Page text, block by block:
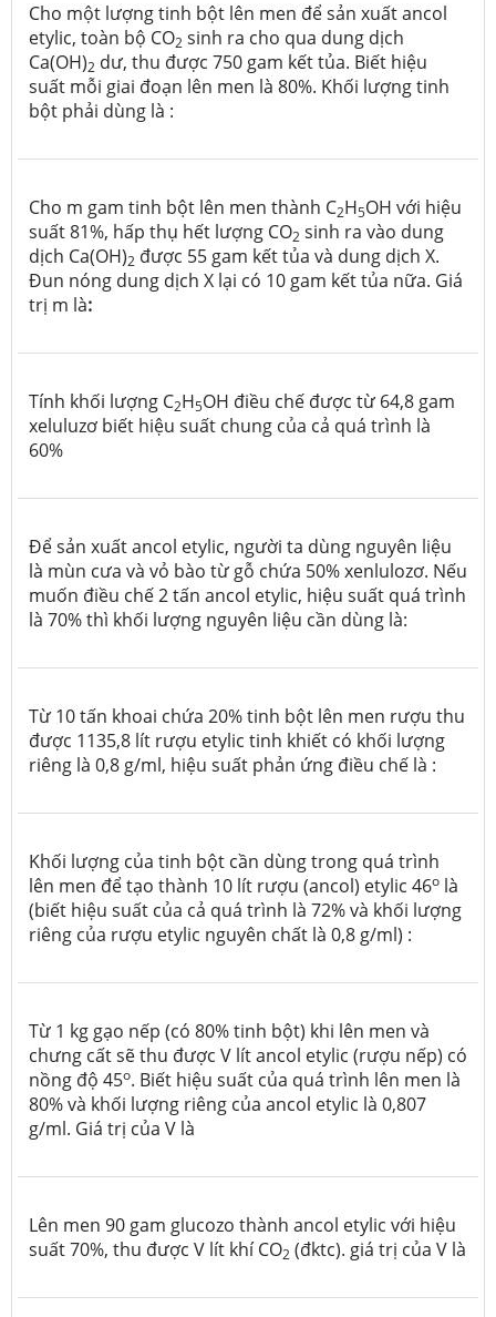
Cho một lượng tinh bột lên men để sản xuất ancol
etylic, toàn bộ CO2 sinh ra cho qua dung dịch
Ca(OH)2 dư, thu được 750 gam kết tủa. Biết hiệu
suất mỗi giai đoạn lên men là 80%. Khối lượng tinh
bột phải dùng là :
Cho m gam tinh bột lên men thành C2H5OH với hiệu
suất 81%, hấp thụ hết lượng CO2 sinh ra vào dung
dịch Ca(OH)2 được 55 gam kết tủa và dung dịch X.
Đun nóng dung dịch X lại có 10 gam kết tủa nữa. Giá
trị m là:
Tính khối lượng C2H5OH điều chế được từ 64,8 gam
xeluluzơ biết hiệu suất chung của cả quá trình là
60%
Để sản xuất ancol etylic, người ta dùng nguyên liệu
là mùn cưa và vỏ bào từ gỗ chứa 50% xenlulozơ. Nếu
muốn điều chế 2 tấn ancol etylic, hiệu suất quá trình
là 70% thì khối lượng nguyên liệu cần dùng là:
Từ 10 tấn khoai chứa 20% tinh bột lên men rượu thu
được 1135,8 lít rượu etylic tinh khiết có khối lượng
riêng là 0,8 g/ml, hiệu suất phản ứng điều chế là :
Khối lượng của tinh bột cần dùng trong quá trình
lên men để tạo thành 10 lít rượu (ancol) etylic 46o là
(biết hiệu suất của cả quá trình là 72% và khối lượng
riêng của rượu etylic nguyên chất là 0,8 g/ml) :
Từ 1 kg gạo nếp (có 80% tinh bột) khi lên men và
chưng cất sẽ thu được V lít ancol etylic (rượu nếp) có
nồng độ 45o. Biết hiệu suất của quá trình lên men là
80% và khối lượng riêng của ancol etylic là 0,807
g/ml. Giá trị của V là
Lên men 90 gam glucozo thành ancol etylic với hiệu
suất 70%, thu được V lít khí CO2 (đktc). giá trị của V là